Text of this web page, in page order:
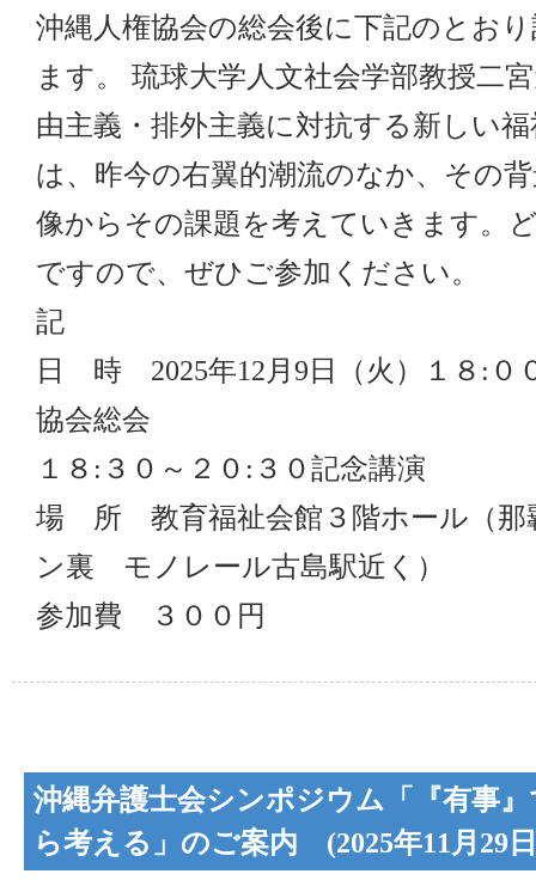
沖縄人権協会の総会後に下記のとお
ます。 琉球大学人文社会学部教授二
由主義・排外主義に対抗する新しい
は、昨今の右翼的潮流のなか、その
像からその課題を考えていきます。
ですので、ぜひご参加ください。
記
日 時 2025年12月9日（火）１８:０
協会総会
１８:３０～２０:３０記念講演
場 所 教育福祉会館３階ホール（
ン裏 モノレール古島駅近く）
参加費 ３００円
沖縄弁護士会シンポジウム「『有事
ら考える」のご案内 (2025年11月29